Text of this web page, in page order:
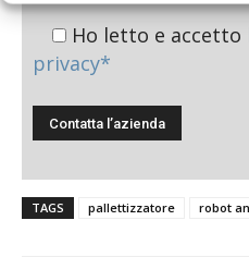
Ho letto e accetto
privacy*
TAGS pallettizzatore robot